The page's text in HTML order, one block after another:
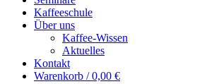
Kaffeeschule
Über uns
Kaffee-Wissen
Aktuelles
Kontakt
Warenkorb /0,00 €